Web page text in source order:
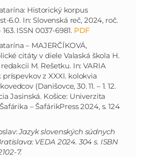
Historický korpus
6.0. In: Slovenská reč, 2024, roč.
163. ISSN 0037-6981. PDF
– MAJERČÍKOVÁ,
citáty v diele Valaská škola H.
M. Rešetku. In: VARIA
príspevkov z XXXI. kolokvia
(Danišovce, 30. 11. – 1. 12.
Jasinská. Košice: Univerzita
– ŠafárikPress 2024, s. 124
Jazyk slovenských súdnych
VEDA 2024. 304 s. ISBN
7.